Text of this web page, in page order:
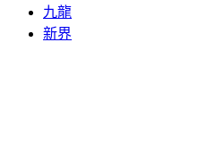
九龍
新界